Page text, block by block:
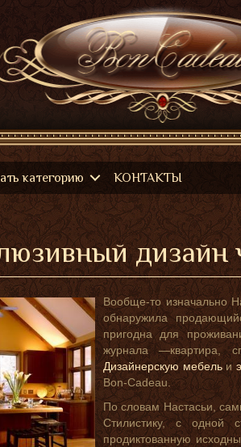
категорию КОНТАКТЫ
Вообще-то изначально
обнаружила
пригодна для
журнала —квартира,
Дизайнерскую мебельи
Bon-Cadeau.
По словам Настасьи,
Стилистику, с одной
продиктованную